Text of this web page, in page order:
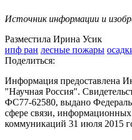
Источник информации и
Разместила Ирина Усик
ипф ран лесные пожары
Поделиться:
Информация предоставлена
"Научная Россия".
ФС77-62580, выдано
сфере связи,
коммуникаций 31 июля 2015